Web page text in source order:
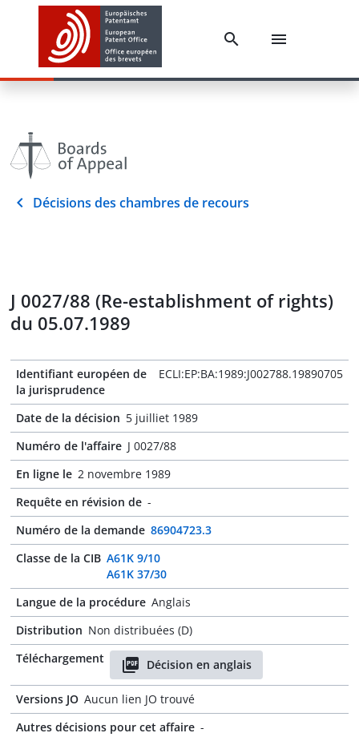
Décisions des chambres de recours
J 0027/88 (Re-establishment of rights)
du 05.07.1989
Identifiant européen de
la jurisprudence
ECLI:EP:BA:1989:J002788.19890705
Date de la décision 5 juilliet 1989
Numéro de l'affaire J 0027/88
En ligne le 2 novembre 1989
Requête en révision de -
Numéro de la demande 86904723.3
Classe de la CIB A61K 9/10
A61K 37/30
Langue de la procédure Anglais
Distribution Non distribuées (D)
Téléchargement
Décision en anglais
Versions JO Aucun lien JO trouvé
Autres décisions pour cet affaire -